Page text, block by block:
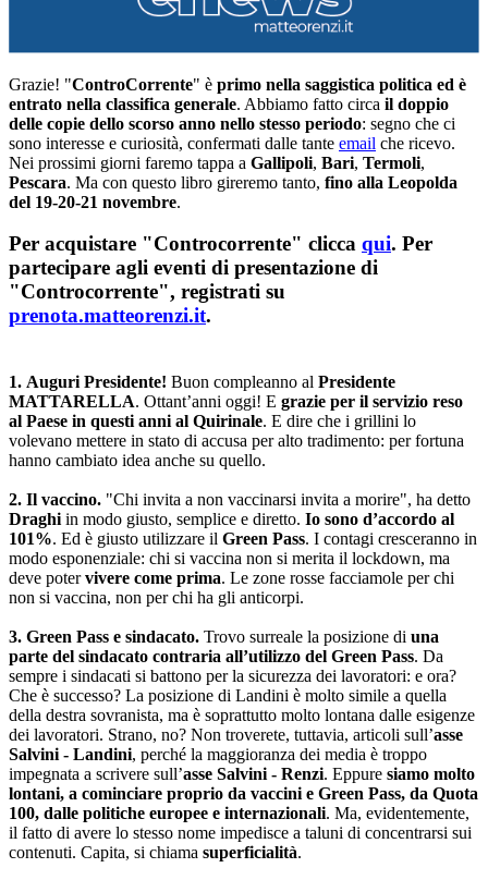
Grazie! "ControCorrente" è primo nella saggistica politica ed è
entrato nella classifica generale. Abbiamo fatto circa il doppio
delle copie dello scorso anno nello stesso periodo: segno che ci
sono interesse e curiosità, confermati dalle tante email che ricevo.
Nei prossimi giorni faremo tappa a Gallipoli, Bari, Termoli,
Pescara. Ma con questo libro gireremo tanto, fino alla Leopolda
del 19-20-21 novembre.
Per acquistare "Controcorrente" clicca qui. Per
partecipare agli eventi di presentazione di
"Controcorrente", registrati su
prenota.matteorenzi.it.
1. Auguri Presidente! Buon compleanno al Presidente
MATTARELLA. Ottant’anni oggi! E grazie per il servizio reso
al Paese in questi anni al Quirinale. E dire che i grillini lo
volevano mettere in stato di accusa per alto tradimento: per fortuna
hanno cambiato idea anche su quello.
2. Il vaccino. "Chi invita a non vaccinarsi invita a morire", ha detto
Draghi in modo giusto, semplice e diretto. Io sono d’accordo al
101%. Ed è giusto utilizzare il Green Pass. I contagi cresceranno in
modo esponenziale: chi si vaccina non si merita il lockdown, ma
deve potervivere come prima. Le zone rosse facciamole per chi
non si vaccina, non per chi ha gli anticorpi.
3. Green Pass e sindacato. Trovo surreale la posizione di una
parte del sindacato contraria all’utilizzo del Green Pass. Da
sempre i sindacati si battono per la sicurezza dei lavoratori: e ora?
Che è successo? La posizione di Landini è molto simile a quella
della destra sovranista, ma è soprattutto molto lontana dalle esigenze
dei lavoratori. Strano, no? Non troverete, tuttavia, articoli sull’asse
Salvini - Landini, perché la maggioranza dei media è troppo
impegnata a scrivere sull’asse Salvini - Renzi. Eppure siamo molto
lontani, a cominciare proprio da vaccini e Green Pass, da Quota
100, dalle politiche europee e internazionali. Ma, evidentemente,
il fatto di avere lo stesso nome impedisce a taluni di concentrarsi sui
contenuti. Capita, si chiama superficialità.